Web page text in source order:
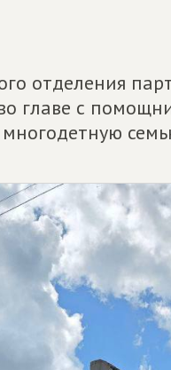
отделения
главе с